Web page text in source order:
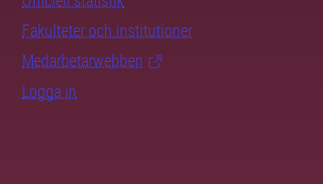
Fakulteter och institutioner
Medarbetarwebben
Logga in